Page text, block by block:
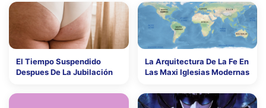
El Tiempo Suspendido
Despues De La Jubilación
La Arquitectura De La Fe En
Las Maxi Iglesias Modernas